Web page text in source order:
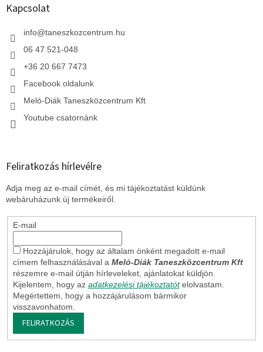
Kapcsolat
info@taneszkozcentrum.hu
06 47 521-048
+36 20 667 7473
Facebook oldalunk
Meló-Diák Taneszközcentrum Kft
Youtube csatornánk
Feliratkozás hírlevélre
Adja meg az e-mail címét, és mi tájékoztatást küldünk
webáruházunk új termékeiről.
E-mail
Hozzájárulok, hogy az általam önként megadott e-mail
címem felhasználásával a Meló-Diák Taneszközcentrum Kft
részemre e-mail útján hírleveleket, ajánlatokat küldjön.
Kijelentem, hogy az adatkezelési tájékoztatót elolvastam.
Megértettem, hogy a hozzájárulásom bármikor
visszavonhatom.
FELIRATKOZÁS